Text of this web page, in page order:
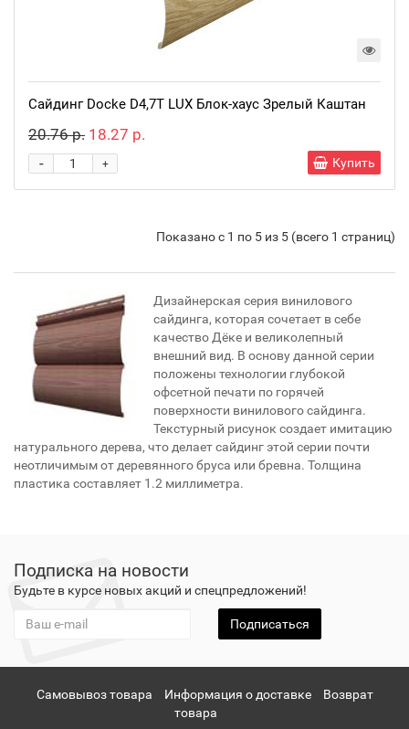
Сайдинг Docke D4,7T LUX Блок-хаус Зрелый Каштан
20.76 р. 18.27 р.
+
- Купить
Показано с 1 по 5 из 5 (всего 1 страниц)
Дизайнерская серия винилового
сайдинга, которая сочетает в себе
качество Дёке и великолепный
внешний вид. В основу данной серии
положены технологии глубокой
офсетной печати по горячей
поверхности винилового сайдинга.
Текстурный рисунок создает имитацию
натурального дерева, что делает сайдинг этой серии почти
неотличимым от деревянного бруса или бревна. Толщина
пластика составляет 1.2 миллиметра.
Подписка на новости
Будьте в курсе новых акций и спецпредложений!
Подписаться
Самовывоз товара Информация о доставке
Возврат
товара